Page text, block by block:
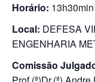
Horário: 13h30min
Local: DEFESA
ENGENHARIA
Comissão